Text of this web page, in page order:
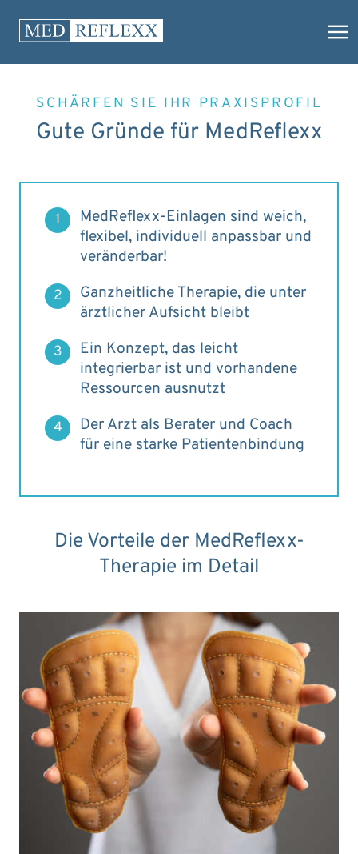
SCHÄRFEN SIE IHR PRAXISPROFIL
Gute Gründe für MedReflexx
1
MedReflexx-Einlagen sind weich,
flexibel, individuell anpassbar und
veränderbar!
2
Ganzheitliche Therapie, die unter
ärztlicher Aufsicht bleibt
3
Ein Konzept, das leicht
integrierbar ist und vorhandene
Ressourcen ausnutzt
4
Der Arzt als Berater und Coach
für eine starke Patientenbindung
Die Vorteile der MedReflexx-
Therapie im Detail